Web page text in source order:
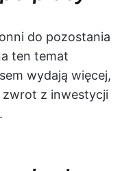
do pozostania
ten temat
wydają więcej,
zwrot z inwestycji